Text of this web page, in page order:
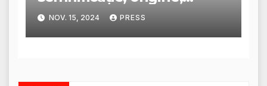
trăsături și personalitate
NOV. 15, 2024 PRESS